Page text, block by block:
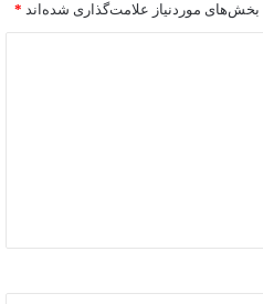
بخش‌های موردنیاز علامت‌گذاری شده‌اند *